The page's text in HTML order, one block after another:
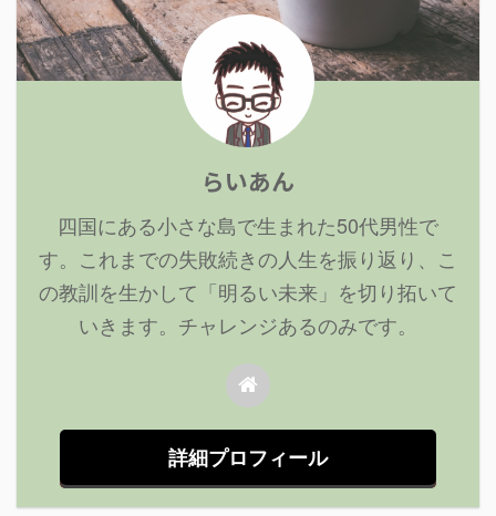
らいあん
四国にある小さな島で生まれた50代男性で
す。これまでの失敗続きの人生を振り返り、こ
の教訓を生かして「明るい未来」を切り拓いて
いきます。チャレンジあるのみです。
詳細プロフィール